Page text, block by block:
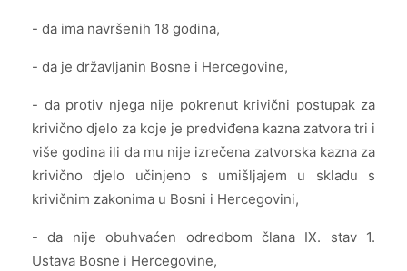
- da ima navršenih 18 godina,
- da je državljanin Bosne i Hercegovine,
- da protiv njega nije pokrenut krivični postupak za
krivično djelo za koje je predviđena kazna zatvora tri i
više godina ili da mu nije izrečena zatvorska kazna za
krivično djelo učinjeno s umišljajem u skladu s
krivičnim zakonima u Bosni i Hercegovini,
- da nije obuhvaćen odredbom člana IX. stav 1.
Ustava Bosne i Hercegovine,